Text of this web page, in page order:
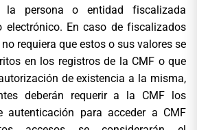
la persona o entidad fiscalizada
electrónico. En caso de fiscalizados
requiera que estos o sus valores se
en los registros de la CMF o que
de existencia a la misma,
deberán requerir a la CMF los
autenticación para acceder a CMF